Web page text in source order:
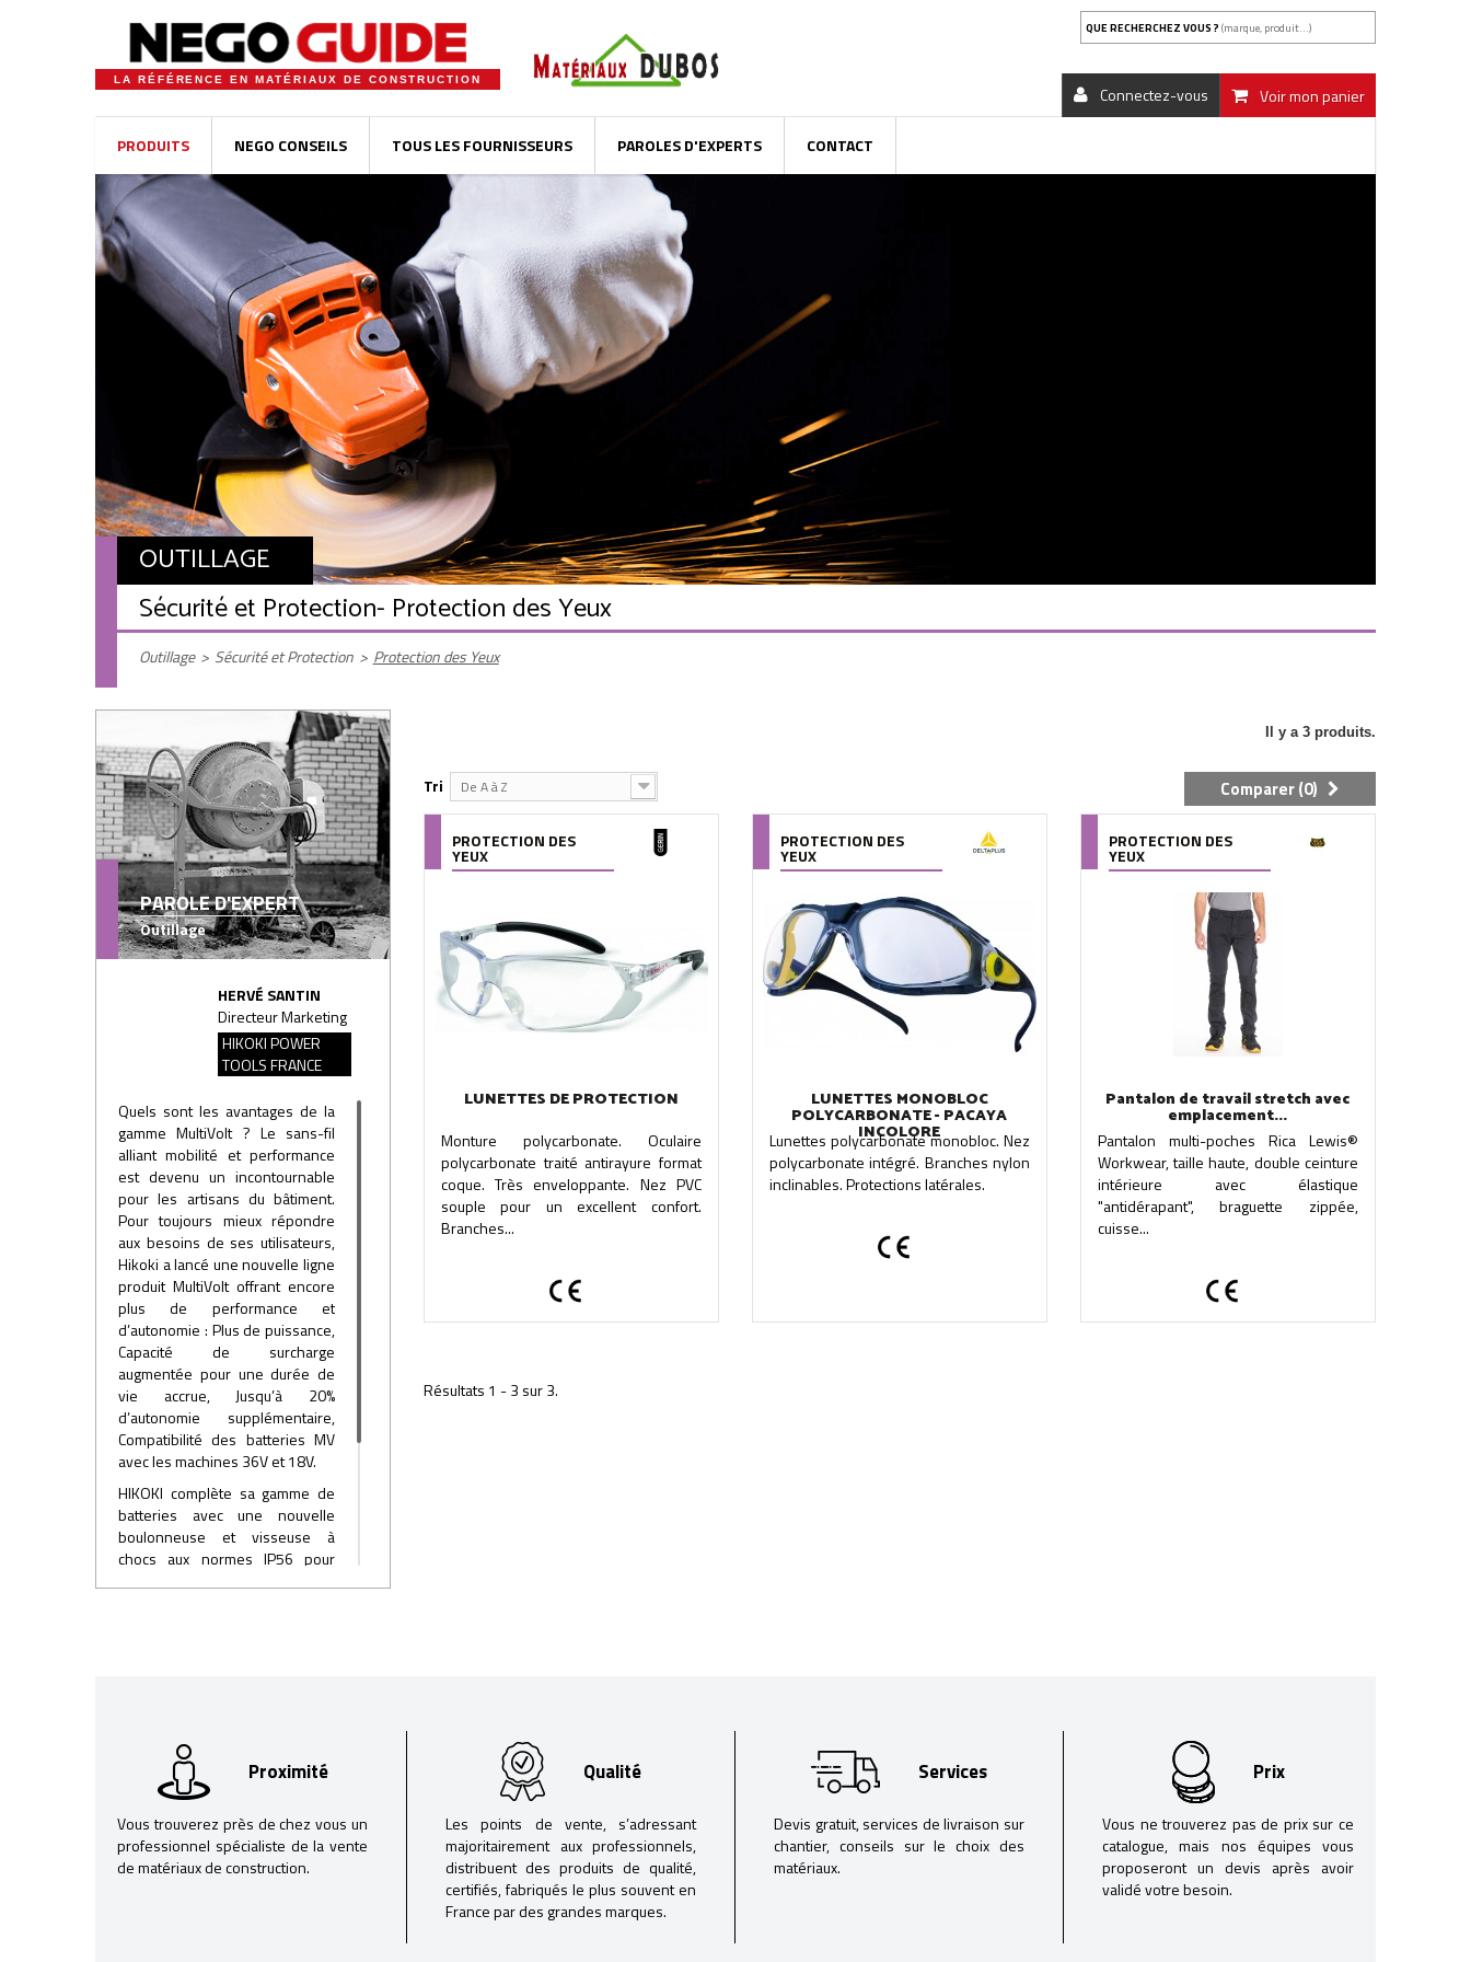
LA RÉFÉRENCE EN MATÉRIAUX DE CONSTRUCTION
QUE RECHERCHEZ VOUS ? (marque, produit...)
Voir mon panier
Connectez-vous
PRODUITS NEGO CONSEILS TOUS LES FOURNISSEURS PAROLES D'EXPERTS CONTACT
OUTILLAGE
Sécurité et Protection- Protection des Yeux
Outillage > Sécurité et Protection > Protection des Yeux
PAROLE D'EXPERT
Outillage
HERVÉ SANTIN
Directeur Marketing
HIKOKI POWER
TOOLS FRANCE
Quels sont les avantages de la
gamme MultiVolt ? Le sans-fil
alliant mobilité et performance
est devenu un incontournable
pour les artisans du bâtiment.
Pour toujours mieux répondre
aux besoins de ses utilisateurs,
Hikoki a lancé une nouvelle ligne
produit MultiVolt offrant encore
plus de performance et
d’autonomie : Plus de puissance,
Capacité de surcharge
augmentée pour une durée de
vie accrue, Jusqu’à 20%
d’autonomie supplémentaire,
Compatibilité des batteries MV
avec les machines 36V et 18V.
HIKOKI complète sa gamme de
batteries avec une nouvelle
boulonneuse et visseuse à
chocs aux normes IP56 pour
Il y a 3 produits.
Tri De A à Z Comparer (0)
PROTECTION DES
YEUX
LUNETTES DE PROTECTION
Monture polycarbonate. Oculaire
polycarbonate traité antirayure format
coque. Très enveloppante. Nez PVC
souple pour un excellent confort.
Branches...
PROTECTION DES
YEUX
LUNETTES MONOBLOC
POLYCARBONATE - PACAYA
INCOLORE
Lunettes polycarbonate monobloc. Nez
polycarbonate intégré. Branches nylon
inclinables. Protections latérales.
PROTECTION DES
YEUX
Pantalon de travail stretch avec
emplacement...
Pantalon multi-poches Rica Lewis®
Workwear, taille haute, double ceinture
intérieure avec élastique
"antidérapant", braguette zippée,
cuisse...
Résultats 1 - 3 sur 3.
Proximité
Vous trouverez près de chez vous un
professionnel spécialiste de la vente
de matériaux de construction.
Qualité
Les points de vente, s’adressant
majoritairement aux professionnels,
distribuent des produits de qualité,
certifiés, fabriqués le plus souvent en
France par des grandes marques.
Services
Devis gratuit, services de livraison sur
chantier, conseils sur le choix des
matériaux.
Prix
Vous ne trouverez pas de prix sur ce
catalogue, mais nos équipes vous
proposeront un devis après avoir
validé votre besoin.